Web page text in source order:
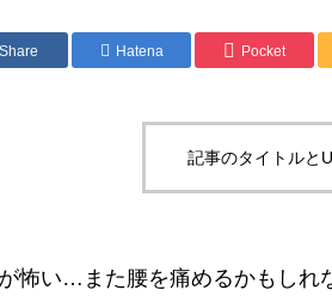
Share Hatena Pocket
記事のタイトルと
が怖い…また腰を痛めるかもし